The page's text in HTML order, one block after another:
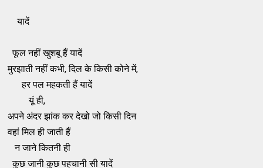
यादें
फूल नहीं खुशबू हैं यादें
मुरझाती नहीं कभी, दिल के किसी कोने में,
हर पल महकती हैं यादें
यूं ही,
अपने अंदर झांक कर देखो जो किसी दिन
वहां मिल ही जाती हैं
न जाने कितनी ही
कुछ जानी कुछ पहचानी सी यादें